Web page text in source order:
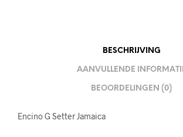
BESCHRIJVING
AANVULLENDE
BEOORDELINGEN (0)
Encino G Setter Jamaica